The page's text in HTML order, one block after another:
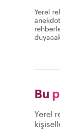
Yerel
Bu
Yerel